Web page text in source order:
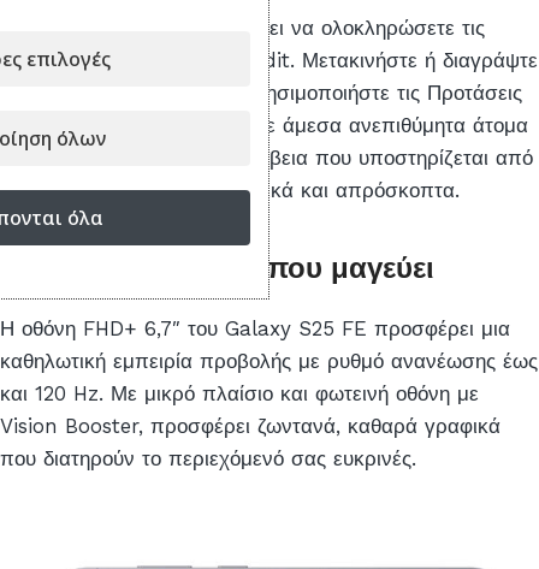
Το Photo Assist σάς επιτρέπει να ολοκληρώσετε τις
λήψεις σας με Generative Edit. Μετακινήστε ή διαγράψτε
επιλεγμένα αντικείμενα ή χρησιμοποιήστε τις Προτάσεις
Διαγραφής για να αφαιρέσετε άμεσα ανεπιθύμητα άτομα
από το φόντο — όλα με ακρίβεια που υποστηρίζεται από
AI που γεμίζει τη σκηνή φυσικά και απρόσκοπτα.
Καθηλωτική οθόνη που μαγεύει
Η οθόνη FHD+ 6,7″ του Galaxy S25 FE προσφέρει μια
καθηλωτική εμπειρία προβολής με ρυθμό ανανέωσης έως
και 120 Hz. Με μικρό πλαίσιο και φωτεινή οθόνη με
Vision Booster, προσφέρει ζωντανά, καθαρά γραφικά
που διατηρούν το περιεχόμενό σας ευκρινές.
επιλογές
όλων
όλα